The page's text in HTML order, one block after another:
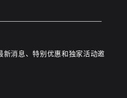
新消息、特别优惠和独家活动邀